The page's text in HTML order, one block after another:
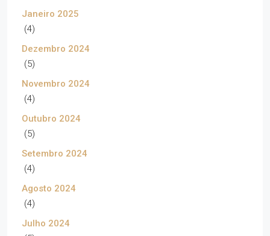
Janeiro 2025
(4)
Dezembro 2024
(5)
Novembro 2024
(4)
Outubro 2024
(5)
Setembro 2024
(4)
Agosto 2024
(4)
Julho 2024